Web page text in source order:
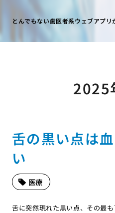
とんでもない歯医者系ウェブアプリ
2025
舌の黒い点は
い
医療
舌に突然現れた黒い点、その最